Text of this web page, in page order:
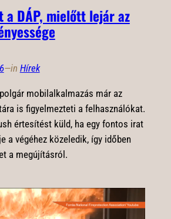
a DÁP, mielőtt lejár az
—in Hírek
mobilalkalmazás már az
is figyelmezteti a felhasználókat.
értesítést küld, ha egy fontos irat
a végéhez közeledik, így időben
a megújításról.